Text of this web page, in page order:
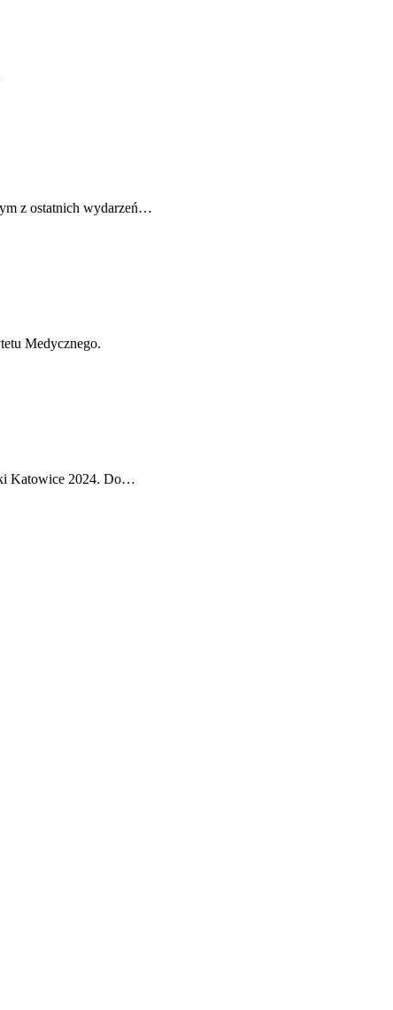
z ostatnich wydarzeń…
Medycznego.
Katowice 2024. Do…